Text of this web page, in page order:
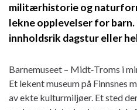
militærhistorie og
lekne opplevelser for
innholdsrik dagstur eller
Barnemuseet – Midt‑Troms i
Et lekent museum på Finnsnes
av ekte kulturmiljøer. Et sted